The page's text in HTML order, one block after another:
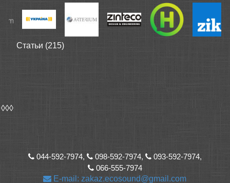
Статьи (215)
◊◊◊
044-592-7974, 098-592-7974,
093-592-7974,
066-555-7974
E-mail: zakaz.ecosound@gmail.com